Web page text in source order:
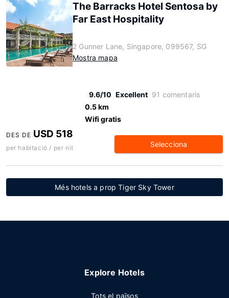
The Barracks Hotel Sentosa by
Far East Hospitality
2 Gunner Lane, Singapore, 099567, SG
Mostra mapa
9.6/10 Excellent 91 comentaris
0.5 km
Wifi gratis
DES DE USD 518
per habitació / per nit Selecciona
Més hotels a prop Tiger Sky Tower
Explore Hotels
Tots el països